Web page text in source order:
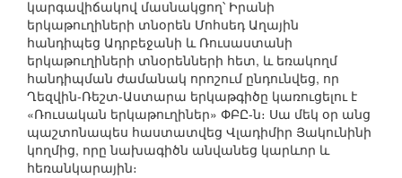
կարգավիճակով մասնակցող՝ Իրանի
երկաթուղիների տնօրեն Մոհսեդ Աղային
հանդիպեց Ադրբեջանի և Ռուսաստանի
երկաթուղիների տնօրենների հետ, և եռակողմ
հանդիպման ժամանակ որոշում ընդունվեց, որ
Ղեզվին-Ռեշտ-Աստարա երկաթգիծը կառուցելու է
«Ռուսական երկաթուղիներ» ՓԲԸ-ն։ Սա մեկ օր անց
պաշտոնապես հաստատվեց Վլադիմիր Յակունինի
կողմից, որը նախագիծն անվանեց կարևոր և
հեռանկարային։